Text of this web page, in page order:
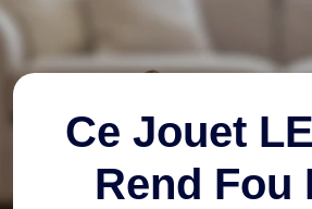
Ce Jouet
Rend Fou